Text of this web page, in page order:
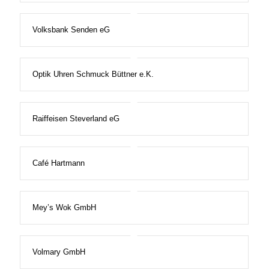
Volksbank Senden eG
Optik Uhren Schmuck Büttner e.K.
Raiffeisen Steverland eG
Café Hartmann
Mey’s Wok GmbH
Volmary GmbH